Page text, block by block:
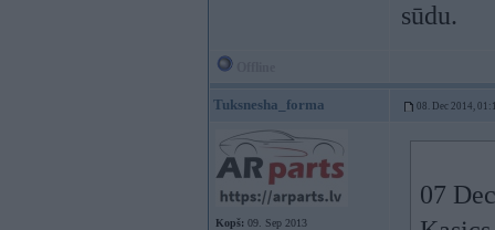
sūdu.
Tuksnesha_forma 08. Dec 2014,
Kopš: 09. Sep 2013
07